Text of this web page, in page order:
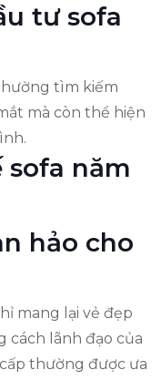
tư sofa
tìm kiếm
mà còn thể hiện
năm
hảo cho
mang lại vẻ đẹp
cách lãnh đạo của
thường được ưa